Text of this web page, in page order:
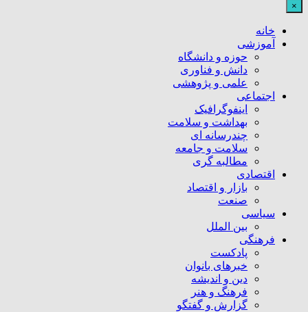
×
خانه
آموزشی
حوزه و دانشگاه
دانش و فناوری
علمی و پژوهشی
اجتماعی
اینفوگرافیک
بهداشت و سلامت
چندرسانه ای
سلامت و جامعه
مطالبه گری
اقتصادی
بازار و اقتصاد
صنعت
سیاسی
بین الملل
فرهنگی
پادکست
خبرهای بانوان
دین و اندیشه
فرهنگ و هنر
گزارش و گفتگو